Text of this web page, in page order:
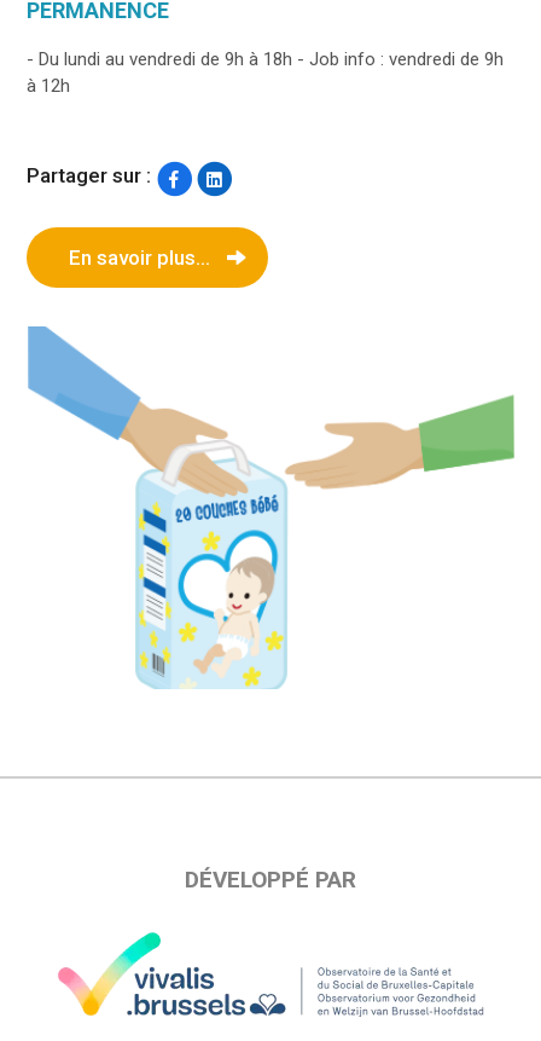
PERMANENCE
- Du lundi au vendredi de 9h à 18h - Job info : vendredi de 9h
à 12h
Partager sur :
En savoir plus...
DÉVELOPPÉ PAR